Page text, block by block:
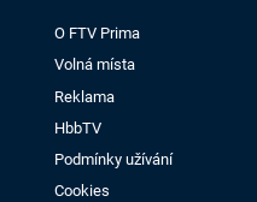
O FTV Prima
Volná místa
Reklama
HbbTV
Podmínky užívání
Cookies